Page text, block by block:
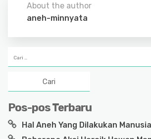
About the author
aneh-minnyata
untuk:
Pos-pos Terbaru
Hal Aneh Yang Dilakukan